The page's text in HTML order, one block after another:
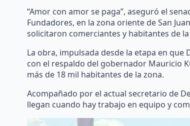
“Amor con amor se paga”, aseguró el
Fundadores, en la zona oriente de San
solicitaron comerciantes y habitantes de
La obra, impulsada desde la etapa en que
con el respaldo del gobernador Mauricio
más de 18 mil habitantes de la zona.
Acompañado por el actual secretario de
llegan cuando hay trabajo en equipo y